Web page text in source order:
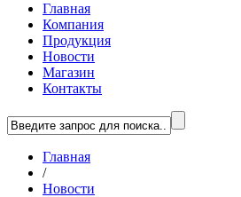
Главная
Компания
Продукция
Новости
Магазин
Контакты
Главная
/
Новости